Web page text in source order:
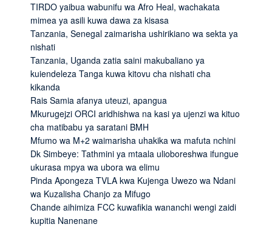
TIRDO yaibua wabunifu wa Afro Heal, wachakata
mimea ya asili kuwa dawa za kisasa
Tanzania, Senegal zaimarisha ushirikiano wa sekta ya
nishati
Tanzania, Uganda zatia saini makubaliano ya
kuiendeleza Tanga kuwa kitovu cha nishati cha
kikanda
Rais Samia afanya uteuzi, apangua
Mkurugejzi ORCI aridhishwa na kasi ya ujenzi wa kituo
cha matibabu ya saratani BMH
Mfumo wa M+2 waimarisha uhakika wa mafuta nchini
Dk Simbeye: Tathmini ya mtaala ulioboreshwa ifungue
ukurasa mpya wa ubora wa elimu
Pinda Apongeza TVLA kwa Kujenga Uwezo wa Ndani
wa Kuzalisha Chanjo za Mifugo
Chande aihimiza FCC kuwafikia wananchi wengi zaidi
kupitia Nanenane